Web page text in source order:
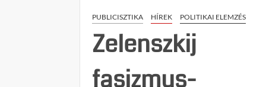
PUBLICISZTIKA HÍREK POLITIKAI ELEMZÉS
Zelenszkij
fasizmus-